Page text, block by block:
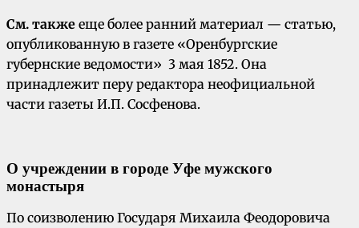
См. также еще более ранний материал — статью,
опубликованную в газете «Оренбургские
губернские ведомости» 3 мая 1852. Она
принадлежит перу редактора неофициальной
части газеты И.П. Сосфенова.
О учреждении в городе Уфе мужского
монастыря
По соизволению Государя Михаила Феодоровича